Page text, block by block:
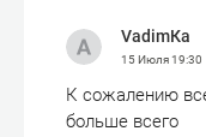
VadimКа
15 Июля19:30
К сожалению
больше всего